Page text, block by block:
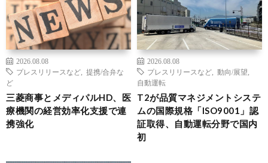
2026.08.08
プレスリリースなど
提携/合弁な
ど
三菱商事とメディパルHD、医
療機関の経営効率化支援で連
携強化
2026.08.08
プレスリリースなど
動向/展望
自動運転
T2が品質マネジメントシステ
ムの国際規格「ISO9001」認
証取得、自動運転分野で国内
初